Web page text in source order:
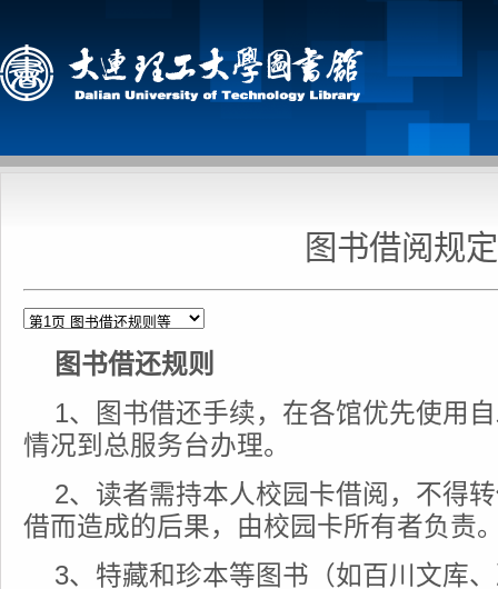
图书借阅规定
图书借还规则
1、图书借还手续，在各馆优先使用
情况到总服务台办理。
2、读者需持本人校园卡借阅，不得
借而造成的后果，由校园卡所有者负责
3、特藏和珍本等图书（如百川文库